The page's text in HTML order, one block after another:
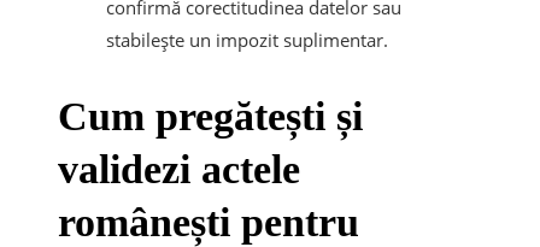
confirmă corectitudinea datelor sau
stabilește un impozit suplimentar.
​Cum pregătești și
validezi actele
românești pentru